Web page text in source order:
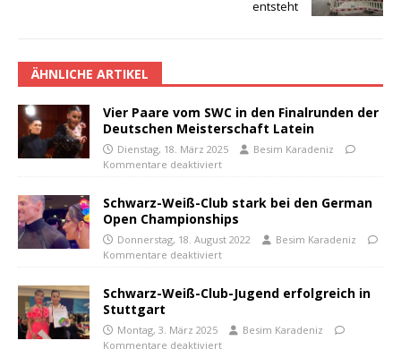
entsteht
ÄHNLICHE ARTIKEL
Vier Paare vom SWC in den Finalrunden der
Deutschen Meisterschaft Latein
Dienstag, 18. März 2025
Besim Karadeniz
Kommentare deaktiviert
Schwarz-Weiß-Club stark bei den German
Open Championships
Donnerstag, 18. August 2022
Besim Karadeniz
Kommentare deaktiviert
Schwarz-Weiß-Club-Jugend erfolgreich in
Stuttgart
Montag, 3. März 2025
Besim Karadeniz
Kommentare deaktiviert